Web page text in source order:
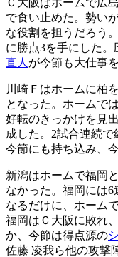
Ｃ大阪はホームで広
で食い止めた。勢い
な役割を担うだろう
に勝点3を手にした
直人 が今節も大仕事
川崎Ｆはホームに柏
となった。ホームで
好転のきっかけを見
成した。2試合連続
今節にも持ち込み、
新潟はホームで福岡
なかった。福岡には
なるだけに、ホーム
福岡はＣ大阪に敗れ
か、今節は得点源の
佐藤 凌我ら他の攻撃